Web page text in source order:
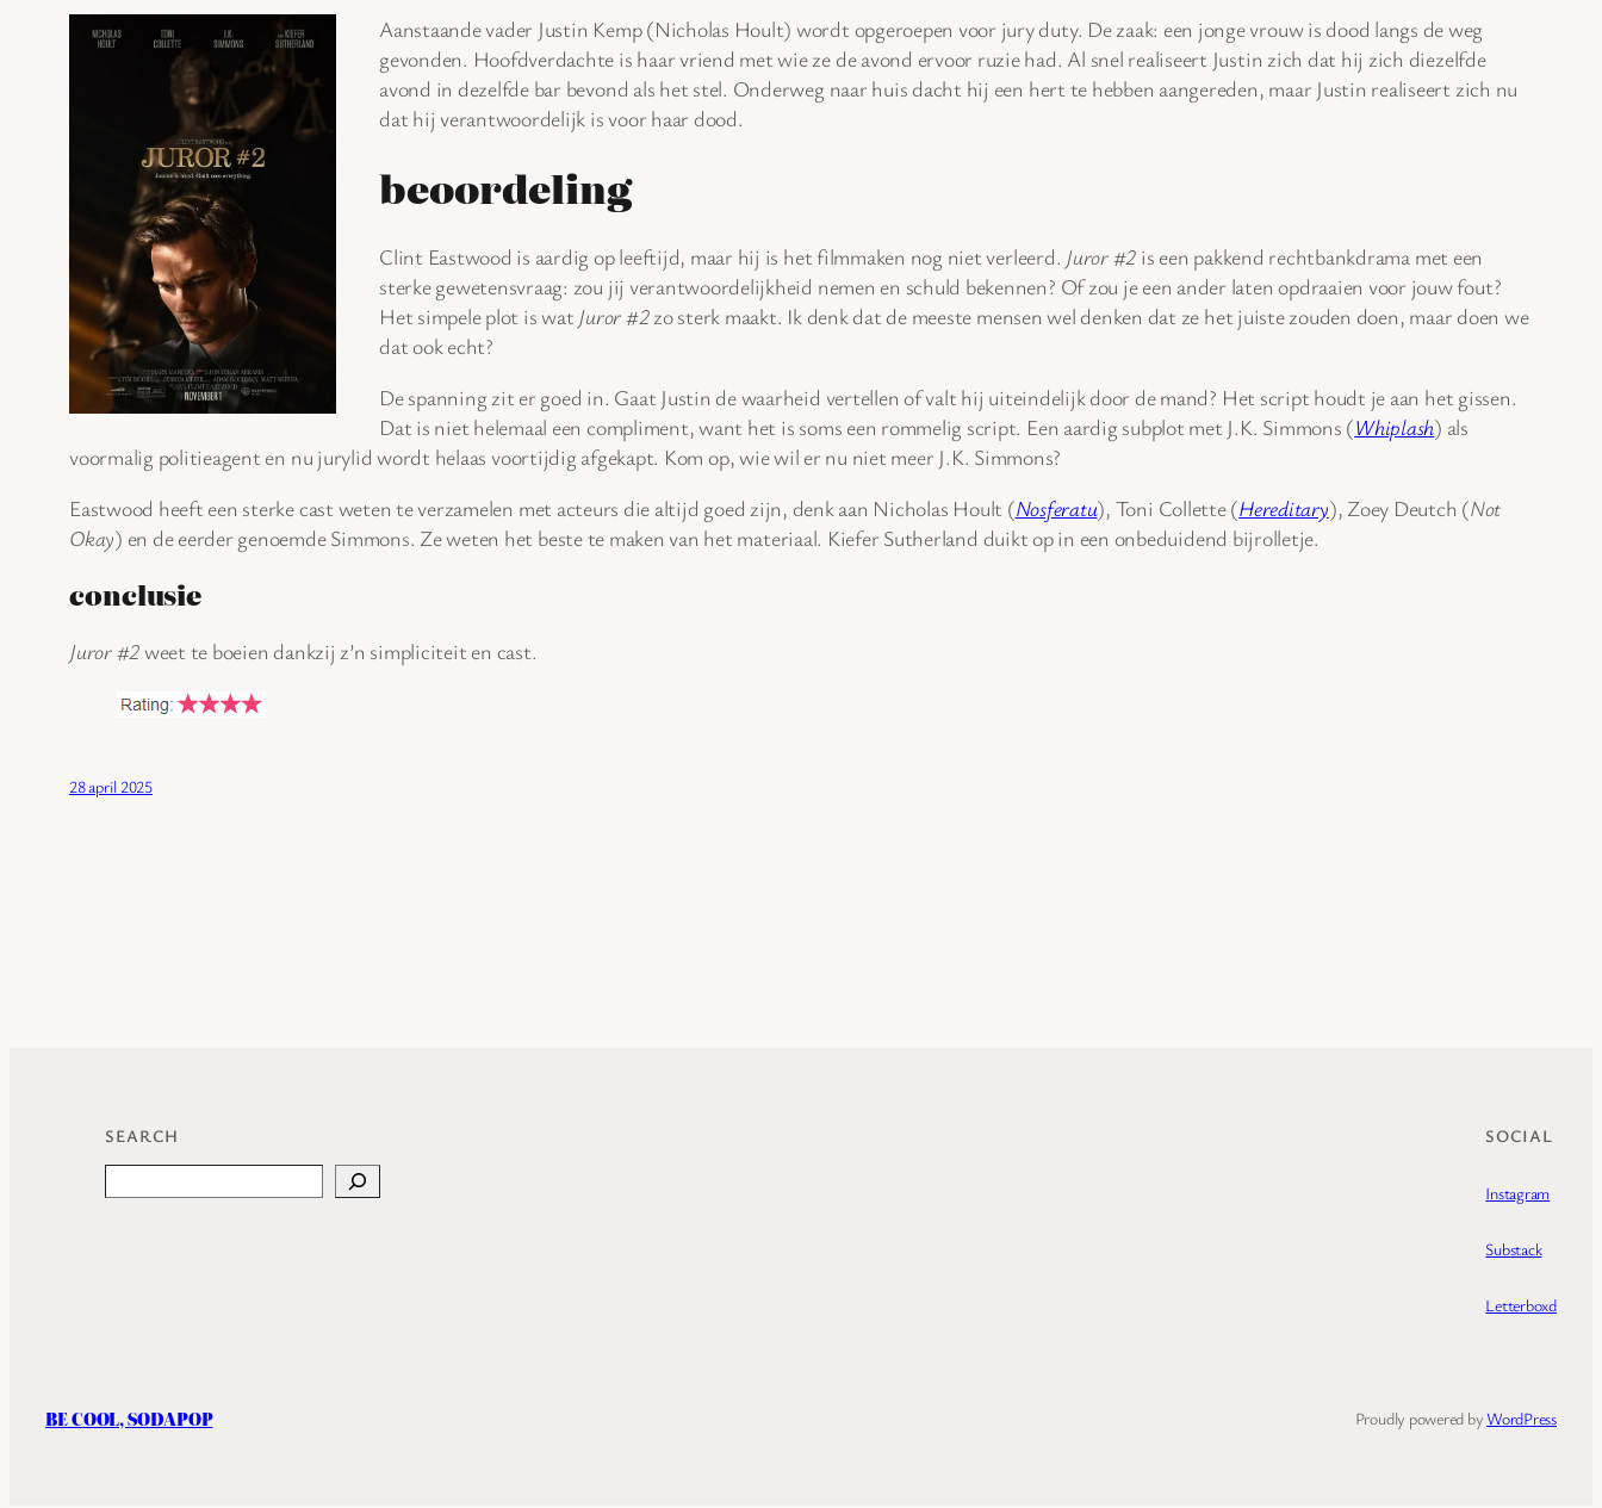
Aanstaande vader Justin Kemp (Nicholas Hoult) wordt opgeroepen voor jury duty. De zaak: een jonge vrouw is dood langs de weg
gevonden. Hoofdverdachte is haar vriend met wie ze de avond ervoor ruzie had. Al snel realiseert Justin zich dat hij zich diezelfde
avond in dezelfde bar bevond als het stel. Onderweg naar huis dacht hij een hert te hebben aangereden, maar Justin realiseert zich nu
dat hij verantwoordelijk is voor haar dood.
beoordeling
Clint Eastwood is aardig op leeftijd, maar hij is het filmmaken nog niet verleerd. Juror #2 is een pakkend rechtbankdrama met een
sterke gewetensvraag: zou jij verantwoordelijkheid nemen en schuld bekennen? Of zou je een ander laten opdraaien voor jouw fout?
Het simpele plot is wat Juror #2zo sterk maakt. Ik denk dat de meeste mensen wel denken dat ze het juiste zouden doen, maar doen we
dat ook echt?
De spanning zit er goed in. Gaat Justin de waarheid vertellen of valt hij uiteindelijk door de mand? Het script houdt je aan het gissen.
Dat is niet helemaal een compliment, want het is soms een rommelig script. Een aardig subplot met J.K. Simmons (Whiplash) als
voormalig politieagent en nu jurylid wordt helaas voortijdig afgekapt. Kom op, wie wil er nu niet meer J.K. Simmons?
Eastwood heeft een sterke cast weten te verzamelen met acteurs die altijd goed zijn, denk aan Nicholas Hoult (Nosferatu), Toni Collette (Hereditary), Zoey Deutch (Not
Okay) en de eerder genoemde Simmons. Ze weten het beste te maken van het materiaal. Kiefer Sutherland duikt op in een onbeduidend bijrolletje.
conclusie
Juror #2weet te boeien dankzij z’n simpliciteit en cast.
28 april 2025
SEARCH SOCIAL
Instagram
Substack
Letterboxd
BE COOL, SODAPOP Proudly powered byWordPress